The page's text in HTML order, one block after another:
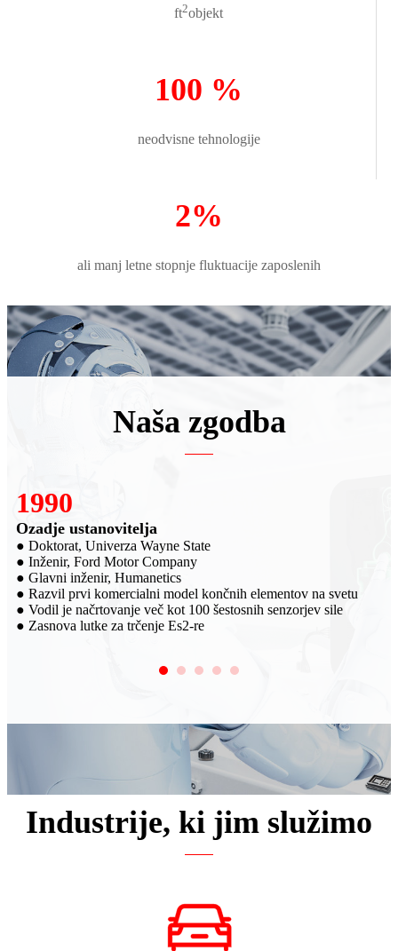
ft2objekt
100 %
neodvisne tehnologije
2%
ali manj letne stopnje fluktuacije zaposlenih
Naša zgodba
2007
Ustanovitelj SRI
● Raziskave in razvoj
● Sodelujte s podjetjem HUMANETICS. Večosni senzorji
za lutko za trčenje, ki jo je izdelal SRI, se prodajajo po vsem
svetu.
● Sodeloval z avtomobilskimi podjetji, kot so GM, SAIC in
Volkswagen, z blagovno znamko SRI
Industrije, ki jim služimo